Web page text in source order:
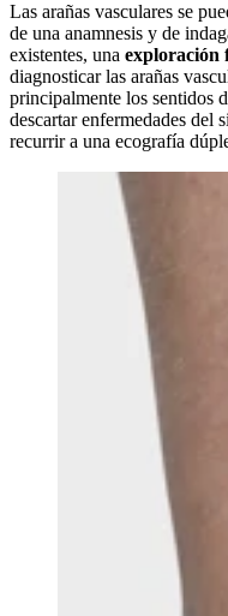
Las arañas vasculares se
de una anamnesis y de
existentes, una exploración
diagnosticar las arañas
principalmente los sentidos
descartar enfermedades del
recurrir a una ecografía